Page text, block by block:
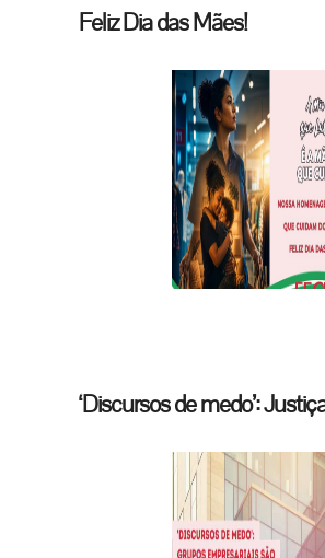
Feliz Dia das Mães!
‘Discursos de medo’: